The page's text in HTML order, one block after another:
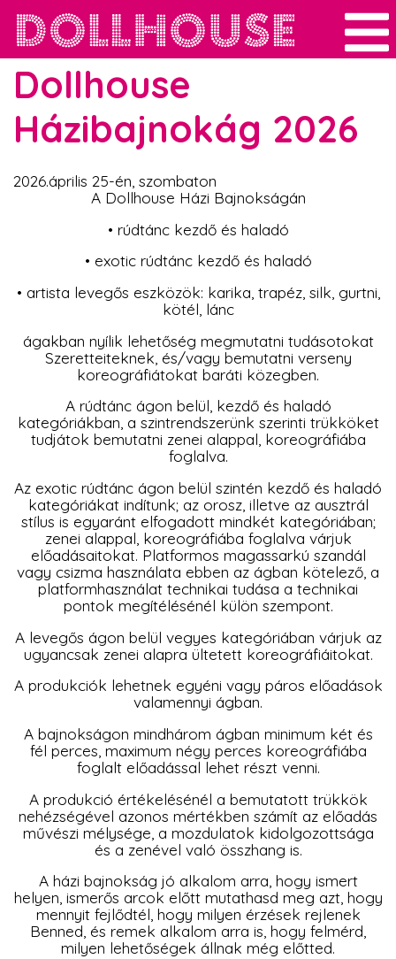
Dollhouse
Házibajnokág 2026
2026.április 25-én, szombaton
A Dollhouse Házi Bajnokságán
• rúdtánc kezdő és haladó
• exotic rúdtánc kezdő és haladó
• artista levegős eszközök: karika, trapéz, silk, gurtni,
kötél, lánc
ágakban nyílik lehetőség megmutatni tudásotokat
Szeretteiteknek, és/vagy bemutatni verseny
koreográfiátokat baráti közegben.
A rúdtánc ágon belül, kezdő és haladó
kategóriákban, a szintrendszerünk szerinti trükköket
tudjátok bemutatni zenei alappal, koreográfiába
foglalva.
Az exotic rúdtánc ágon belül szintén kezdő és haladó
kategóriákat indítunk; az orosz, illetve az ausztrál
stílus is egyaránt elfogadott mindkét kategóriában;
zenei alappal, koreográfiába foglalva várjuk
előadásaitokat. Platformos magassarkú szandál
vagy csizma használata ebben az ágban kötelező, a
platformhasználat technikai tudása a technikai
pontok megítélésénél külön szempont.
A levegős ágon belül vegyes kategóriában várjuk az
ugyancsak zenei alapra ültetett koreográfiáitokat.
A produkciók lehetnek egyéni vagy páros előadások
valamennyi ágban.
A bajnokságon mindhárom ágban minimum két és
fél perces, maximum négy perces koreográfiába
foglalt előadással lehet részt venni.
A produkció értékelésénél a bemutatott trükkök
nehézségével azonos mértékben számít az előadás
művészi mélysége, a mozdulatok kidolgozottsága
és a zenével való összhang is.
A házi bajnokság jó alkalom arra, hogy ismert
helyen, ismerős arcok előtt mutathasd meg azt, hogy
mennyit fejlődtél, hogy milyen érzések rejlenek
Benned, és remek alkalom arra is, hogy felmérd,
milyen lehetőségek állnak még előtted.